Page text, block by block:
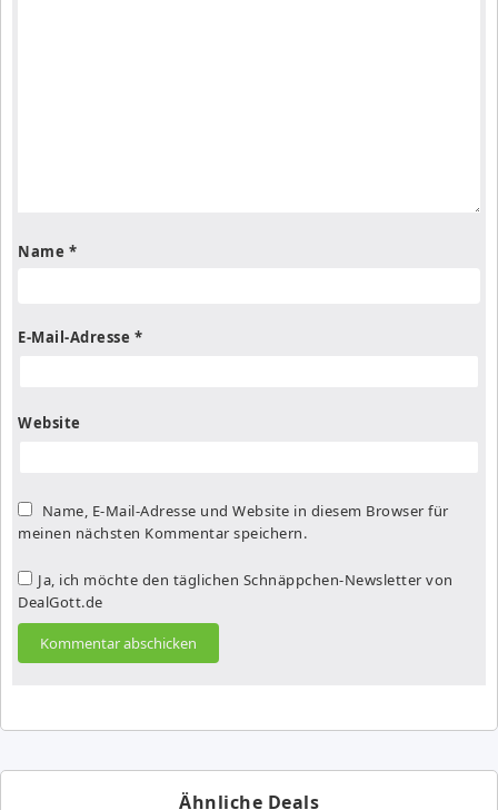
Name *
E-Mail-Adresse *
Website
Name, E-Mail-Adresse und Website in diesem Browser für
meinen nächsten Kommentar speichern.
Ja, ich möchte den täglichen Schnäppchen-Newsletter von
DealGott.de
Ähnliche Deals